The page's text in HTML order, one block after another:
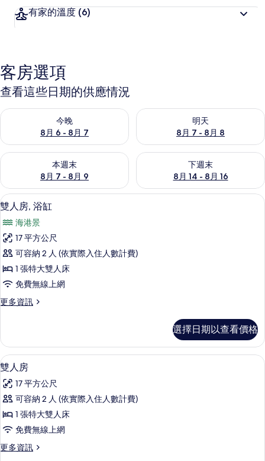
有家的溫度 (6)
客房選項
查看這些日期的供應情況
今晚
8月 6 - 8月 7
查看今晚 (8月 6 - 8月 7) 的供應情況
明天
8月 7 - 8月 8
查看明天 (8月 7 - 8月 8) 的供
本週末
8月 7 - 8月 9
查看本週末 (8月 7 - 8月 9) 的供應情況
下週末
8月 14 - 8月 16
查看下週末 (8月 14 - 8月 16)
顯
示
雙
人
房,
浴
的
有
相
片
高級寢具、Select Comfort 床墊、迷
9
雙人房, 浴缸
海港景
17 平方公尺
可容納 2 人 (依實際入住人數計費)
1 張特大雙人床
免費無線上網
更多資訊
更
房,
浴
缸
詳
情
選擇日期以查看價格
顯
示
雙
人
房
所
高級寢具、Select Comfort 床墊、迷
9
雙人房
17 平方公尺
可容納 2 人 (依實際入住人數計費)
1 張特大雙人床
免費無線上網
更多資訊
更